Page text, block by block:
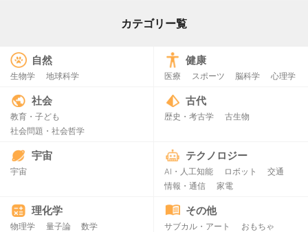
カテゴリー覧
自然
生物学 地球科学
健康
医療 スポーツ 脳科学 心理学
社会
教育・子ども
社会問題・社会哲学
古代
歴史・考古学 古生物
宇宙
宇宙
テクノロジー
AI・人工知能 ロボット
交通
情報・通信
家電
理化学
物理学 量子論 数学
その他
サブカル・アート
おもちゃ